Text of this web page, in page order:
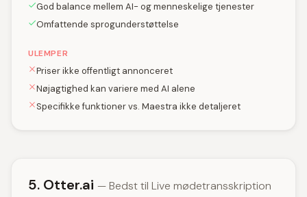
God balance mellem AI- og menneskelige tjenester
Omfattende sprogunderstøttelse
ULEMPER
Priser ikke offentligt annonceret
Nøjagtighed kan variere med AI alene
Specifikke funktioner vs. Maestra ikke detaljeret
5. Otter.ai — Bedst til Live mødetransskription